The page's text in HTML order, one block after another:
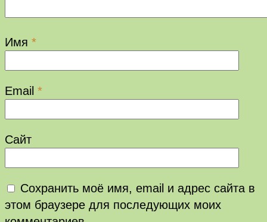
Имя *
Email *
Сайт
Сохранить моё имя, email и адрес сайта в
этом браузере для последующих моих